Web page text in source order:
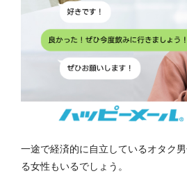
一途で経済的に自立しているオタク
る女性もいるでしょう。